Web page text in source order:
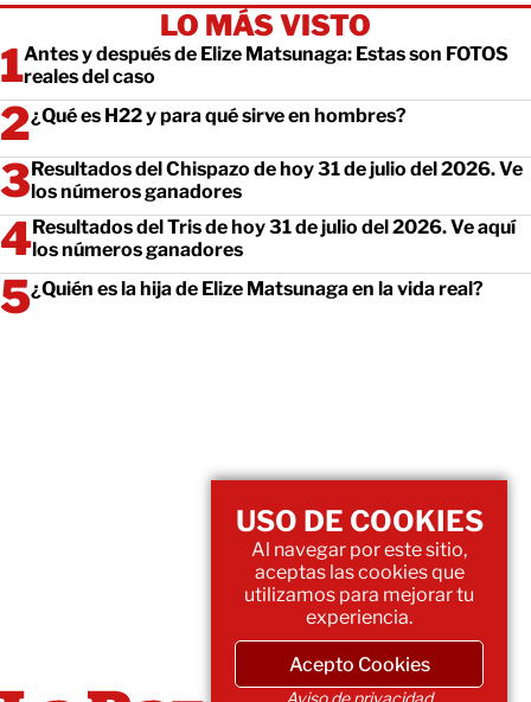
LO MÁS VISTO
Antes y después de Elize Matsunaga: Estas son FOTOS
reales del caso
¿Qué es H22 y para qué sirve en hombres?
Resultados del Chispazo de hoy 31 de julio del 2026. Ve
los números ganadores
Resultados del Tris de hoy 31 de julio del 2026. Ve aquí
los números ganadores
¿Quién es la hija de Elize Matsunaga en la vida real?
USO DE COOKIES
Al navegar por este sitio,
aceptas las cookies que
utilizamos para mejorar tu
experiencia.
Acepto Cookies
Aviso de privacidad